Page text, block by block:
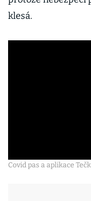
klesá.
Covid pas a aplikace